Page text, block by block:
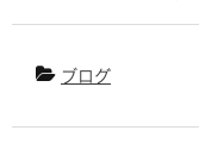
ブログ